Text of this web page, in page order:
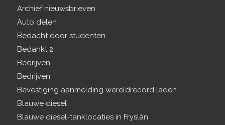
Archief nieuwsbrieven
Auto delen
Bedacht door studenten
Bedankt 2
Bedrijven
Bedrijven
Bevestiging aanmelding wereldrecord laden
Blauwe diesel
Blauwe diesel-tanklocaties in Fryslân